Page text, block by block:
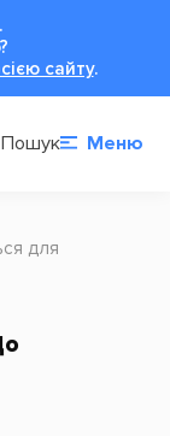
сайту.
Пошук Меню
для